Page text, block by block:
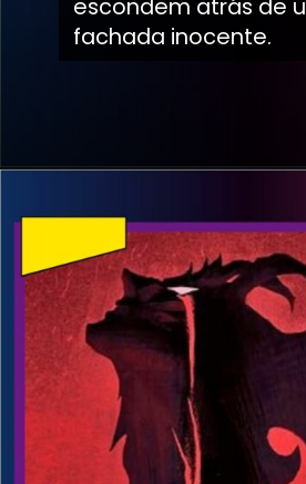
escondem atrás de
fachada inocente.